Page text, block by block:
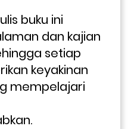
buku ini
dan kajian
setiap
keyakinan
mempelajari